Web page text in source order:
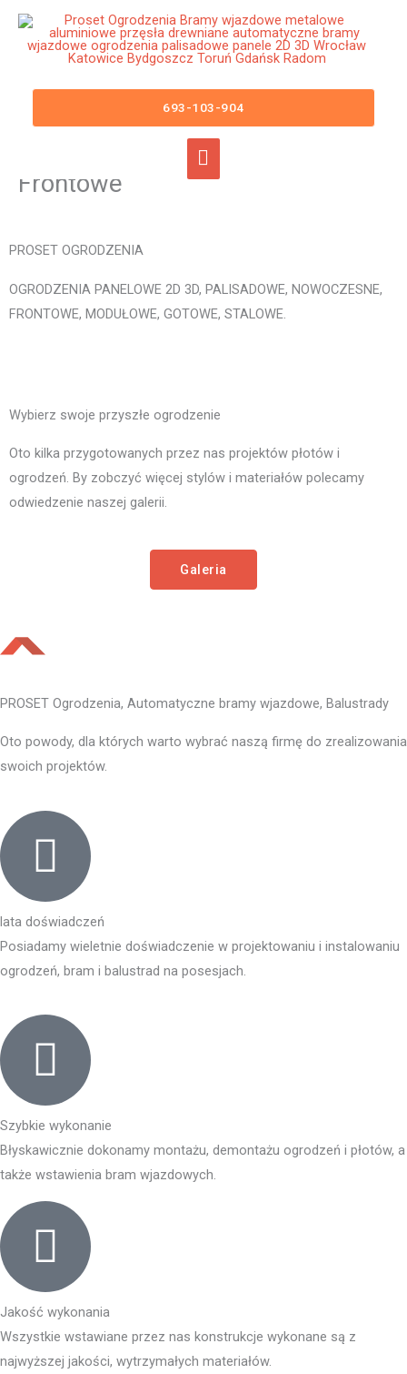
Przejdź
Główne
menu
693-103-904
Ogrodzenia Nowy Staw Bramy
Wjazdowe Furtki Płoty Metalowe
Aluminiowe Nowoczesne
Panelowe Palisadowe Stalowe
Frontowe
PROSET OGRODZENIA
OGRODZENIA PANELOWE 2D 3D, PALISADOWE, NOWOCZESNE,
FRONTOWE, MODUŁOWE, GOTOWE, STALOWE.
Wybierz swoje przyszłe ogrodzenie
Oto kilka przygotowanych przez nas projektów płotów i
ogrodzeń. By zobczyć więcej stylów i materiałów polecamy
odwiedzenie naszej galerii.
Galeria
PROSET Ogrodzenia, Automatyczne bramy wjazdowe, Balustrady
Oto powody, dla których warto wybrać naszą firmę do zrealizowania
swoich projektów.
lata doświadczeń
Posiadamy wieletnie doświadczenie w projektowaniu i instalowaniu
ogrodzeń, bram i balustrad na posesjach.
Szybkie wykonanie
Błyskawicznie dokonamy montażu, demontażu ogrodzeń i płotów, a
także wstawienia bram wjazdowych.
Jakość wykonania
Wszystkie wstawiane przez nas konstrukcje wykonane są z
najwyższej jakości, wytrzymałych materiałów.